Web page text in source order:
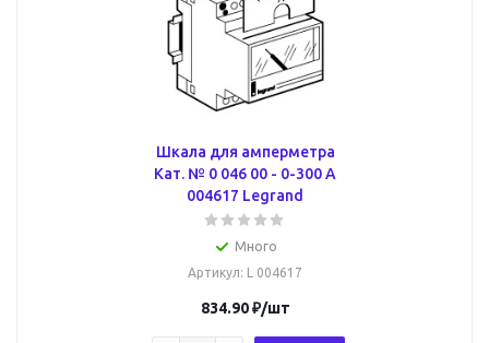
Шкала для амперметра
Кат. № 0 046 00 - 0-300 A
004617 Legrand
Много
Артикул: L 004617
834.90₽/шт